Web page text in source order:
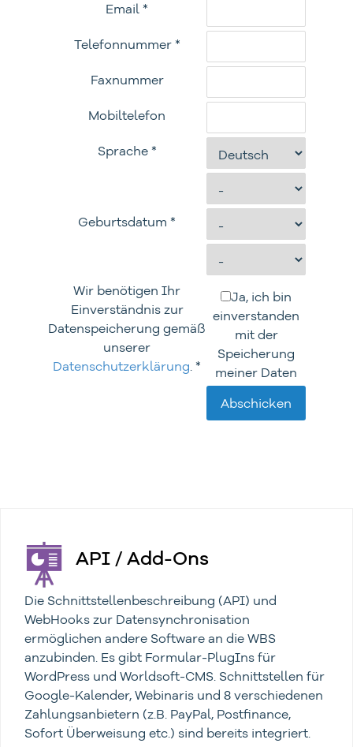
Email *
Telefonnummer *
Faxnummer
Mobiltelefon
Sprache *
Geburtsdatum *
Wir benötigen Ihr
Einverständnis zur
Datenspeicherung gemäß
unserer
Datenschutzerklärung. *
Ja, ich bin
einverstanden
mit der
Speicherung
meiner Daten
API / Add-Ons
Die Schnittstellenbeschreibung (API) und
WebHooks zur Datensynchronisation
ermöglichen andere Software an die WBS
anzubinden. Es gibt Formular-PlugIns für
WordPress und Worldsoft-CMS. Schnittstellen für
Google-Kalender, Webinaris und 8 verschiedenen
Zahlungsanbietern (z.B. PayPal, Postfinance,
Sofort Überweisung etc.) sind bereits integriert.